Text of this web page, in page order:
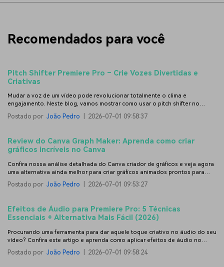
Recomendados para você
Pitch Shifter Premiere Pro – Crie Vozes Divertidas e
Criativas
Mudar a voz de um vídeo pode revolucionar totalmente o clima e
engajamento. Neste blog, vamos mostrar como usar o pitch shifter no
Premiere Pro e ainda comparar essa técnica com uma alternativa muito mais
eficiente e prática para editar o áudio dos seus vídeos.
Postado por João Pedro 2026-07-01 09:58:37
Review do Canva Graph Maker: Aprenda como criar
gráficos incríveis no Canva
Confira nossa análise detalhada do Canva criador de gráficos e veja agora
uma alternativa ainda melhor para criar gráficos animados prontos para
Postado por João Pedro 2026-07-01 09:53:27
Efeitos de Áudio para Premiere Pro: 5 Técnicas
Essenciais + Alternativa Mais Fácil (2026)
Procurando uma ferramenta para dar aquele toque criativo no áudio do seu
vídeo? Confira este artigo e aprenda como aplicar efeitos de áudio no
Premiere Pro e em outras alternativas populares.
Postado por João Pedro 2026-07-01 09:58:24